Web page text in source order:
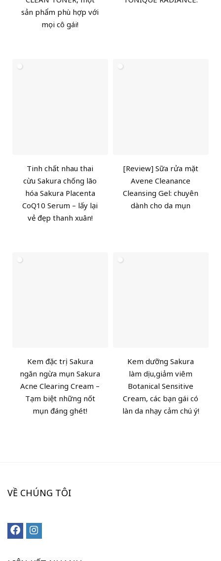
sản phẩm phù hợp với
mọi cô gái!
Tinh chất nhau thai
cừu Sakura chống lão
hóa Sakura Placenta
CoQ10 Serum – lấy lại
vẻ đẹp thanh xuân!
[Review] Sữa rửa mặt
Avene Cleanance
Cleansing Gel: chuyên
dành cho da mụn
Kem đặc trị Sakura
ngăn ngừa mụn Sakura
Acne Clearing Cream –
Tạm biệt những nốt
mụn đáng ghét!
Kem dưỡng Sakura
làm dịu,giảm viêm
Botanical Sensitive
Cream, các bạn gái có
làn da nhạy cảm chú ý!
VỀ CHÚNG TÔI